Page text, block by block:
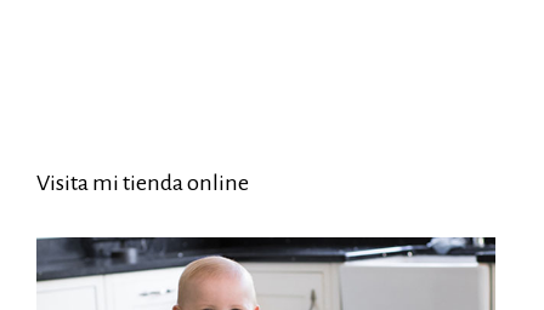
Visita mi tienda online